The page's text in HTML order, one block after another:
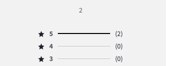
5
2
Ocena
5,
ilość
5
(2)
Ocena
4,
4
(0)
Ocena
3
(0)